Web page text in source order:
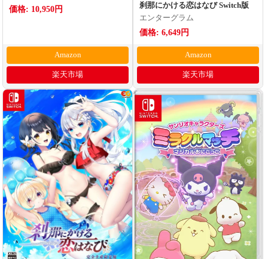
価格: 10,950円
Amazon
楽天市場
刹那にかける恋はなび Switch版
エンターグラム
価格: 6,649円
Amazon
楽天市場